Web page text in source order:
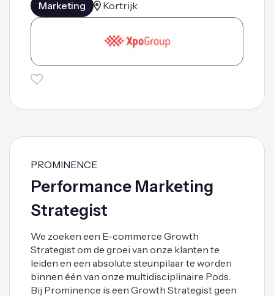
Marketing Kortrijk
PROMINENCE
Performance Marketing
Strategist
We zoeken een E-commerce Growth
Strategist om de groei van onze klanten te
leiden en een absolute steunpilaar te worden
binnen één van onze multidisciplinaire Pods.
Bij Prominence is een Growth Strategist geen